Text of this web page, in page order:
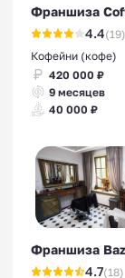
Франшиза
4.4(19)
Кофейни (кофе)
420 000 ₽
9 месяцев
40 000 ₽
Франшиза
4.7(18)